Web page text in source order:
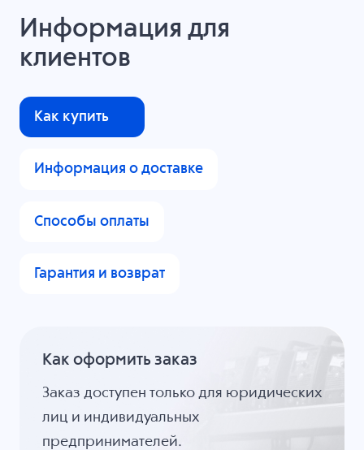
Информация для
клиентов
Как купить
Информация о доставке
Способы оплаты
Гарантия и возврат
Как оформить заказ
Заказ доступен только для юридических
лиц и индивидуальных
предпринимателей.